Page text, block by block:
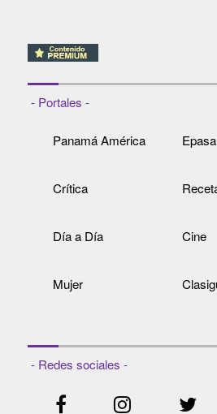
- Portales -
Panamá América Epasa
Crítica
Día a Día Cine
Mujer
- Redes sociales -